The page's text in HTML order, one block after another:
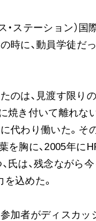
・ステーション）
時に、動員学徒
のは、見渡す限り
き付いて離れな
代わり働いた。そ
を胸に、2005年に
は、残念ながら
込めた。
加者がディスカ